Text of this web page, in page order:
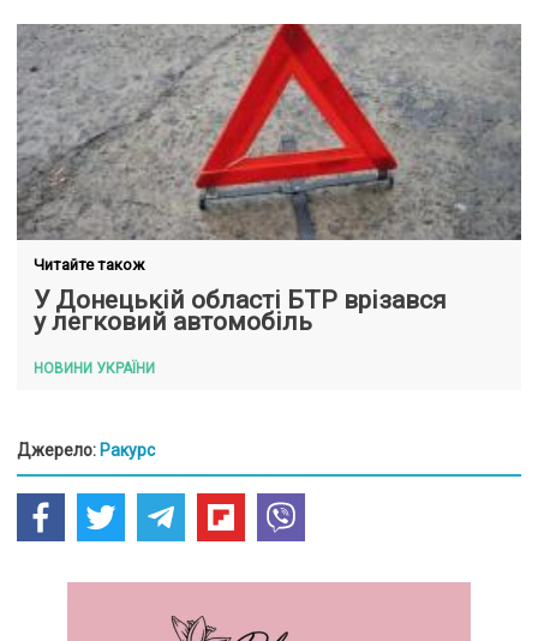
Читайте також
У Донецькій області БТР врізався
у легковий автомобіль
НОВИНИ УКРАЇНИ
Джерело: Ракурс